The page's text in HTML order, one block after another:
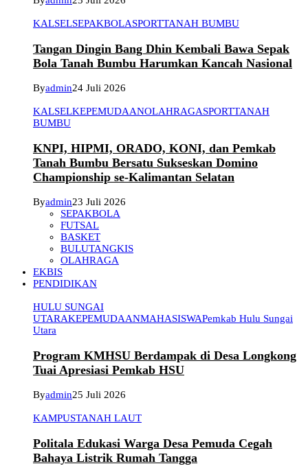
KALSELSEPAKBOLASPORTTANAH BUMBU
Tangan Dingin Bang Dhin Kembali Bawa Sepak
Bola Tanah Bumbu Harumkan Kancah Nasional
Byadmin24 Juli 2026
KALSELKEPEMUDAANOLAHRAGASPORTTANAH
BUMBU
KNPI, HIPMI, ORADO, KONI, dan Pemkab
Tanah Bumbu Bersatu Sukseskan Domino
Championship se-Kalimantan Selatan
Byadmin23 Juli 2026
SEPAKBOLA
FUTSAL
BASKET
BULUTANGKIS
OLAHRAGA
EKBIS
PENDIDIKAN
HULU SUNGAI
UTARAKEPEMUDAANMAHASISWAPemkab Hulu Sungai
Utara
Program KMHSU Berdampak di Desa Longkong
Tuai Apresiasi Pemkab HSU
Byadmin25 Juli 2026
KAMPUSTANAH LAUT
Politala Edukasi Warga Desa Pemuda Cegah
Bahaya Listrik Rumah Tangga